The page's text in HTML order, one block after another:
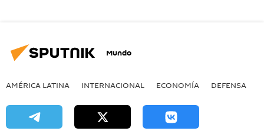
Mundo
AMÉRICA LATINA INTERNACIONAL ECONOMÍA DEFENSA